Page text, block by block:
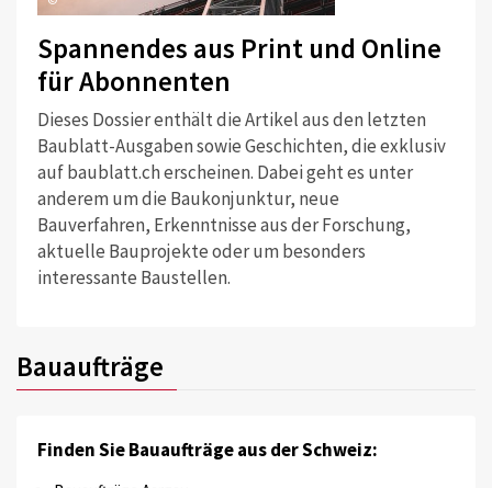
Spannendes aus Print und Online
für Abonnenten
Dieses Dossier enthält die Artikel aus den letzten
Baublatt-Ausgaben sowie Geschichten, die exklusiv
auf baublatt.ch erscheinen. Dabei geht es unter
anderem um die Baukonjunktur, neue
Bauverfahren, Erkenntnisse aus der Forschung,
aktuelle Bauprojekte oder um besonders
interessante Baustellen.
Bauaufträge
Finden Sie Bauaufträge aus der Schweiz: